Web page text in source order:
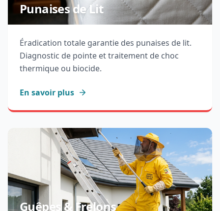
Punaises de Lit
Éradication totale garantie des punaises de lit.
Diagnostic de pointe et traitement de choc
thermique ou biocide.
En savoir plus
Guêpes & Frelons